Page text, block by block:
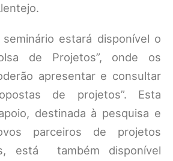
estará disponível o
de Projetos”, onde os
apresentar e consultar
de projetos”. Esta
destinada à pesquisa e
parceiros de projetos
está também disponível